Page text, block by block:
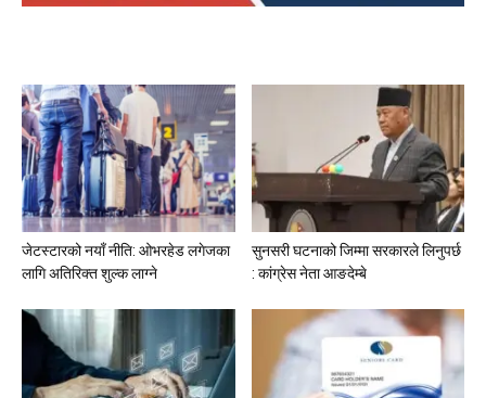
जेटस्टारको नयाँ नीति: ओभरहेड लगेजका
लागि अतिरिक्त शुल्क लाग्ने
सुनसरी घटनाको जिम्मा सरकारले लिनुपर्छ
: कांग्रेस नेता आङदेम्बे